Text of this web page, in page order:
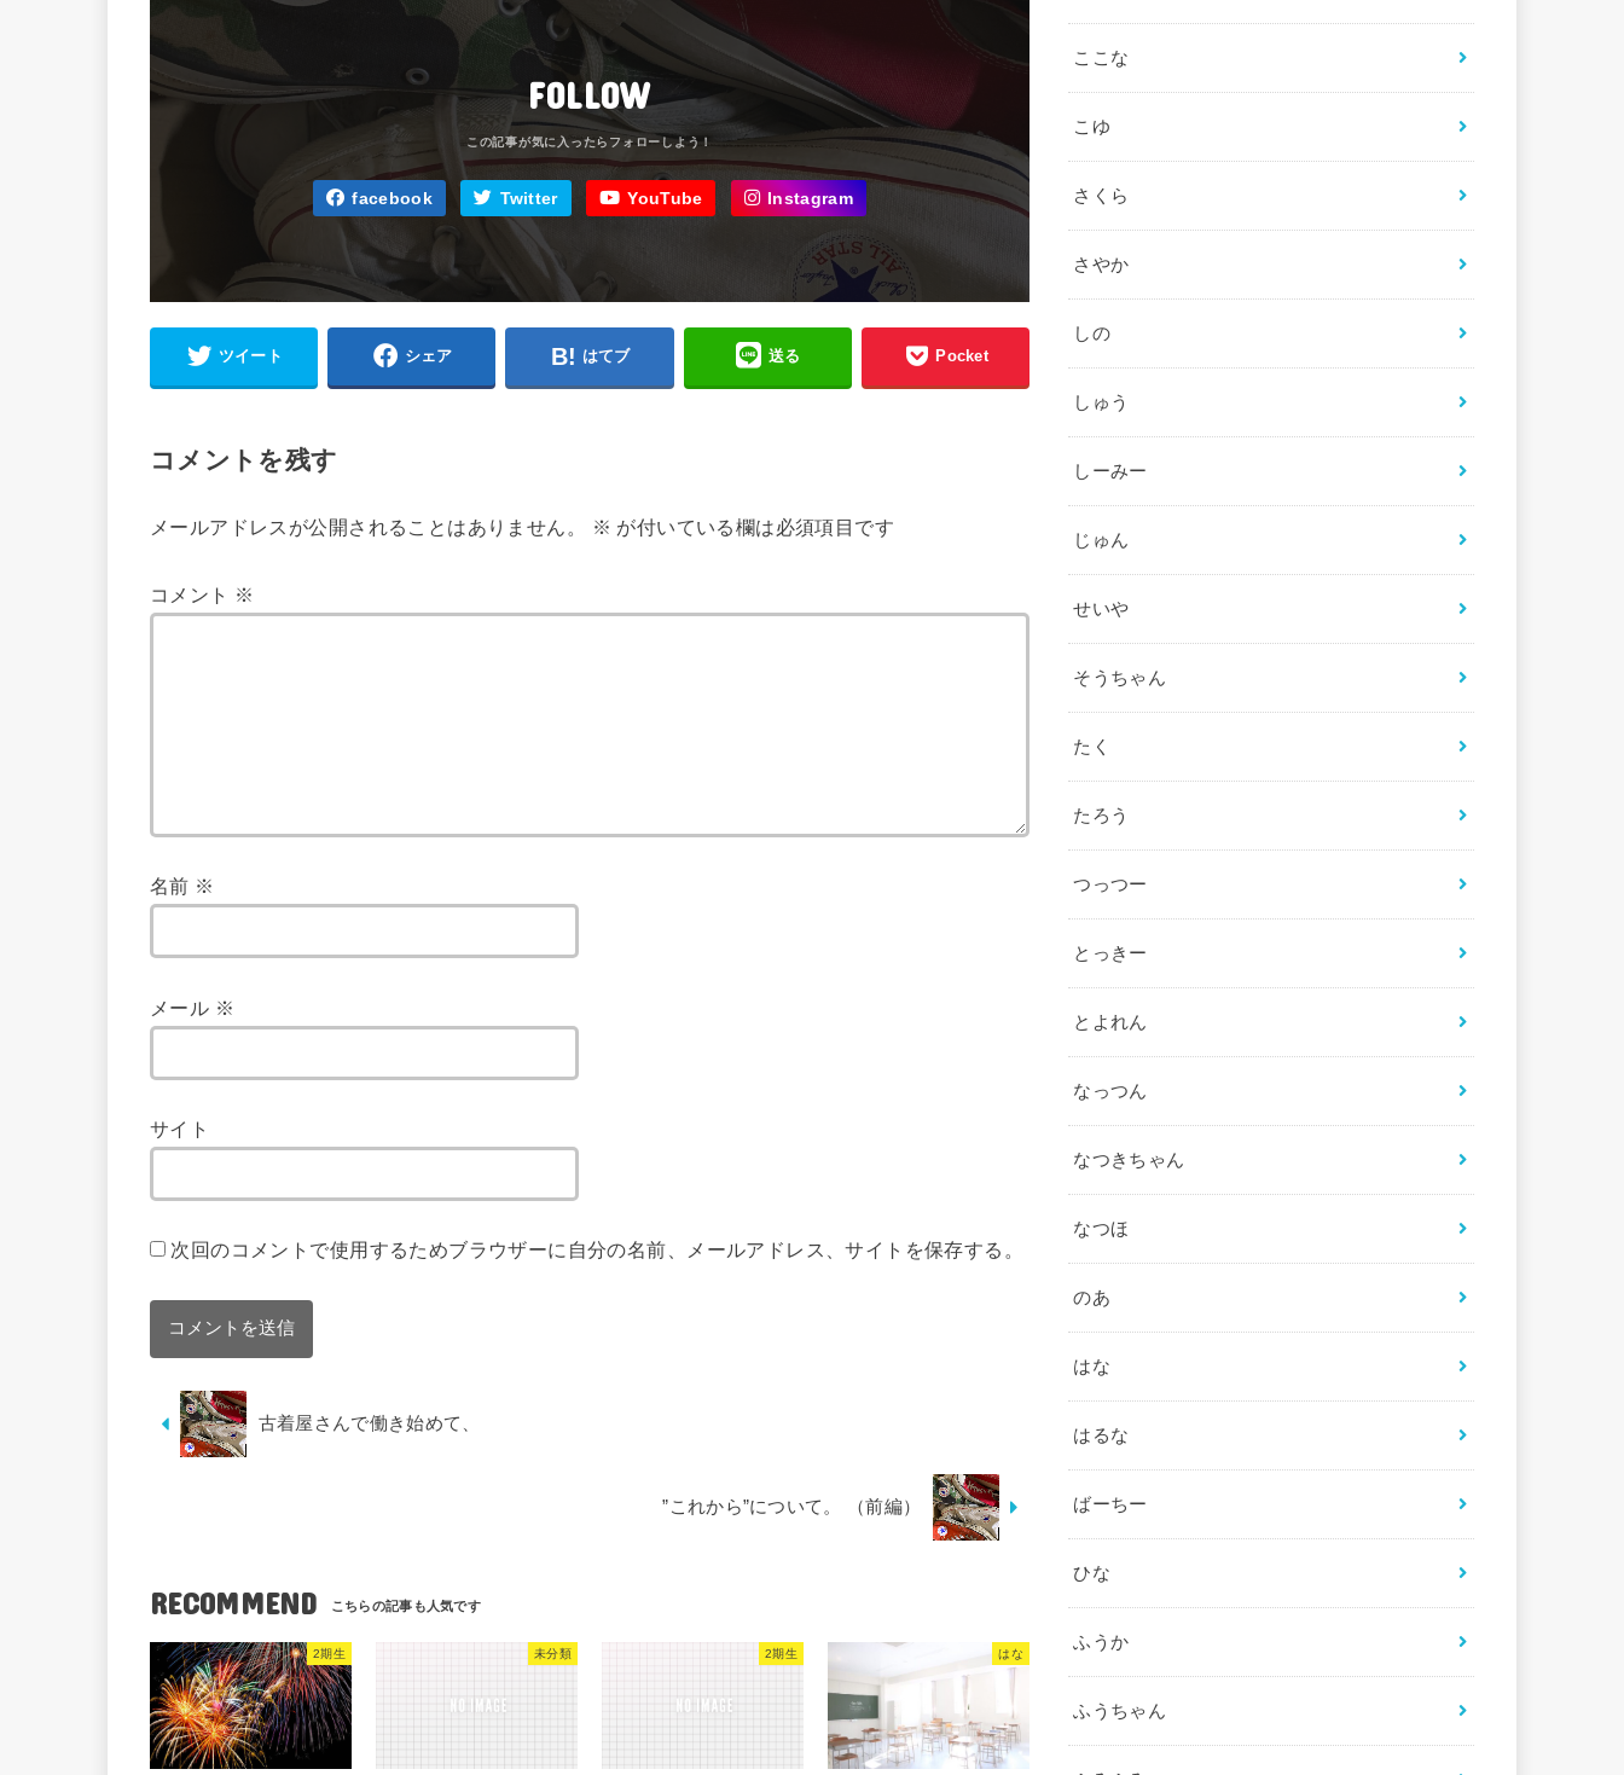
FOLLOW
facebook Twitter YouTube Instagram
ツイート シェア はてブ 送る Pocket
コメントを残す
メールアドレスが公開されることはありません。 ※ が付いている欄は必須項目です
コメント ※
名前 ※
メール ※
サイト
次回のコメントで使用するためブラウザーに自分の名前、メールアドレス、サイトを保存する。
古着屋さんで働き始めて、
”これから”について。 （前編）
RECOMMEND
2期生 未分類 2期生 はな
ここな
こゆ
さくら
さやか
しの
しゅう
しーみー
じゅん
せいや
そうちゃん
たく
たろう
つっつー
とっきー
とよれん
なっつん
なつきちゃん
なつほ
のあ
はな
はるな
ばーちー
ひな
ふうか
ふうちゃん